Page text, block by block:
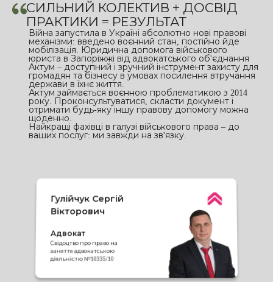
Гулійчук Сергій
Вікторович
Свідоцтво про право на
заняття адвокатською
діяльністю №10335/10
СИЛЬНИЙ КОЛЕКТИВ + ДОСВІД
ПРАКТИКИ = РЕЗУЛЬТАТ
Війна запустила в Україні абсолютно нові правові
механізми: введено воєнний стан, постійно йде
мобілізація. Юридична допомога військового
юриста в Запоріжжі від адвокатського об'єднання
Актум – доступний і зручний інструмент захисту для
громадян та бізнесу в умовах посилення втручання
держави в їхнє життя.
Актум займається воєнною проблематикою з 2014
року. Проконсультуватися, скласти документ і
отримати будь-яку іншу правову допомогу можна
щоденно.
Найкращі фахівці в галузі військового права – до
ваших послуг: ми завжди на зв'язку.